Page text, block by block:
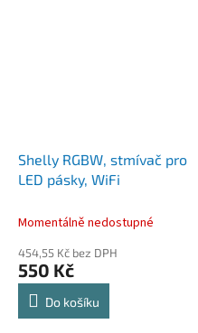
Shelly RGBW, stmívač pro
LED pásky, WiFi
Momentálně nedostupné
454,55 Kč bez DPH
550 Kč
Do košíku